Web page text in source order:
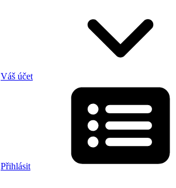
Váš účet
Přihlásit